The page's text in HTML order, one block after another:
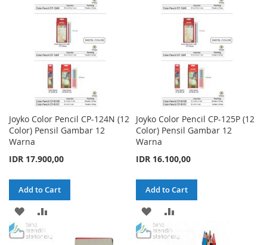
LIST
LIST
Joyko Color Pencil CP-124N (12
Color) Pensil Gambar 12
Warna
IDR 17.900,00
Add to Cart
ADD
TO
Joyko Color Pencil CP-125P (12
Color) Pensil Gambar 12
Warna
IDR 16.100,00
Add to Cart
ADD
TO